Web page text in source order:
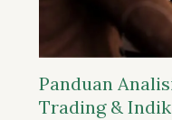
Panduan
Trading &